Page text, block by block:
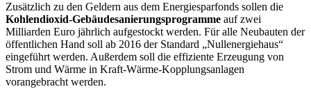
Zusätzlich zu den Geldern aus dem Energiesparfonds sollen die
Kohlendioxid-Gebäudesanierungsprogramme auf zwei
Milliarden Euro jährlich aufgestockt werden. Für alle Neubauten der
öffentlichen Hand soll ab 2016 der Standard „Nullenergiehaus“
eingeführt werden. Außerdem soll die effiziente Erzeugung von
Strom und Wärme in Kraft-Wärme-Kopplungsanlagen
vorangebracht werden.